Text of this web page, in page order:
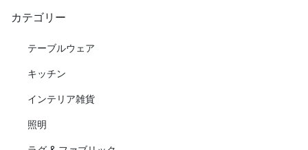
カテゴリー
テーブルウェア
キッチン
インテリア雑貨
照明